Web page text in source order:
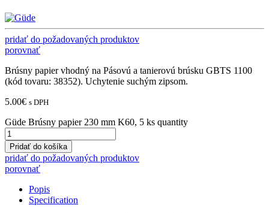
pridať do požadovaných produktov
porovnať
Brúsny papier vhodný na Pásovú a tanierovú brúsku GBTS 1100
(kód tovaru: 38352). Uchytenie suchým zipsom.
5.00€ s DPH
Güde Brúsny papier 230 mm K60, 5 ks quantity
Pridať do košíka
pridať do požadovaných produktov
porovnať
Popis
Specification